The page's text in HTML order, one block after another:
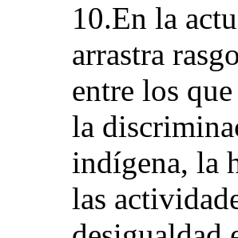
10.En la
arrastra
entre los
la
indígena, la
las